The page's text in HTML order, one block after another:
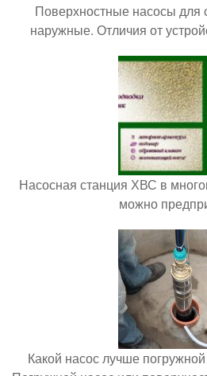
Поверхностные насосы для
наружные. Отличия от
Насосная станция ХВС в
можно
Какой насос лучше